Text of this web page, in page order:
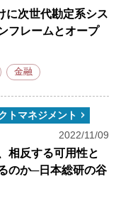
に次世代勘定系シス
フレームとオープ
金融
トマネジメント
2022/11/09
相反する可用性と
のか─日本総研の谷